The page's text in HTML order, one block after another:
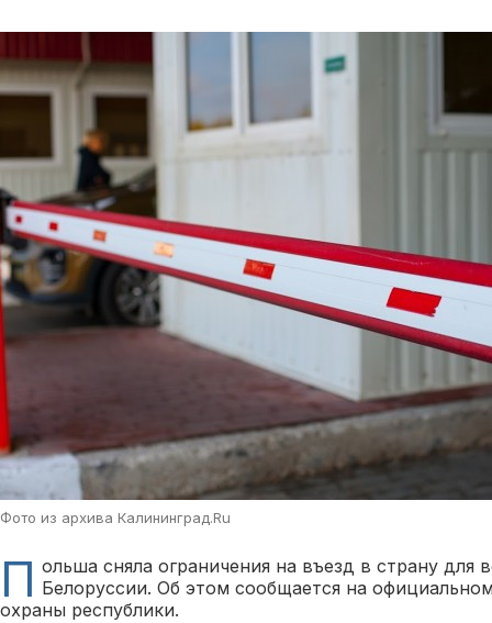
Фото из архива Калининград.Ru
П ольша сняла ограничения на въезд в страну для
Белоруссии. Об этом сообщается на
охраны республики.